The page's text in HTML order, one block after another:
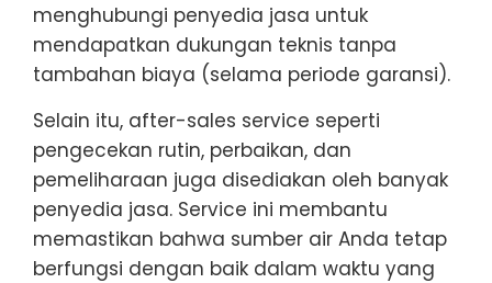
menghubungi penyedia jasa untuk
mendapatkan dukungan teknis tanpa
tambahan biaya (selama periode garansi).
Selain itu, after-sales service seperti
pengecekan rutin, perbaikan, dan
pemeliharaan juga disediakan oleh banyak
penyedia jasa. Service ini membantu
memastikan bahwa sumber air Anda tetap
berfungsi dengan baik dalam waktu yang